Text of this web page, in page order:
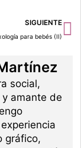
SIGUIENTE
para bebés (II)
social,
amante de
gráfico,